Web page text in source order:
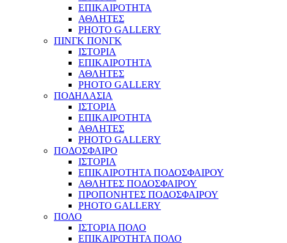
ΕΠΙΚΑΙΡΟΤΗΤΑ
ΑΘΛΗΤΕΣ
PHOTO GALLERY
ΠΙΝΓΚ ΠΟΝΓΚ
ΙΣΤΟΡΙΑ
ΕΠΙΚΑΙΡΟΤΗΤΑ
ΑΘΛΗΤΕΣ
PHOTO GALLERY
ΠΟΔΗΛΑΣΙΑ
ΙΣΤΟΡΙΑ
ΕΠΙΚΑΙΡΟΤΗΤΑ
ΑΘΛΗΤΕΣ
PHOTO GALLERY
ΠΟΔΟΣΦΑΙΡΟ
ΙΣΤΟΡΙΑ
ΕΠΙΚΑΙΡΟΤΗΤΑ ΠΟΔΟΣΦΑΙΡΟΥ
ΑΘΛΗΤΕΣ ΠΟΔΟΣΦΑΙΡΟΥ
ΠΡΟΠΟΝΗΤΕΣ ΠΟΔΟΣΦΑΙΡΟΥ
PHOTO GALLERY
ΠΟΛΟ
ΙΣΤΟΡΙΑ ΠΟΛΟ
ΕΠΙΚΑΙΡΟΤΗΤΑ ΠΟΛΟ